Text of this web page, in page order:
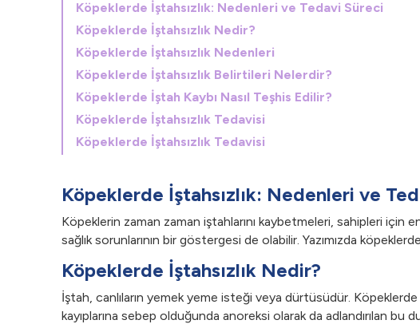
Köpeklerde İştahsızlık: Nedenleri ve Tedavi Süreci
Köpeklerde İştahsızlık Nedir?
Köpeklerde İştahsızlık Nedenleri
Köpeklerde İştahsızlık Belirtileri Nelerdir?
Köpeklerde İştah Kaybı Nasıl Teşhis Edilir?
Köpeklerde İştahsızlık Tedavisi
Köpeklerde İştahsızlık Tedavisi
Köpeklerde İştahsızlık: Nedenleri ve
Köpeklerin zaman zaman iştahlarını kaybetmeleri, sahipleri için
sağlık sorunlarının bir göstergesi de olabilir. Yazımızda
Köpeklerde İştahsızlık Nedir?
İştah, canlıların yemek yeme isteği veya dürtüsüdür. Köpeklerde
kayıplarına sebep olduğunda anoreksi olarak da adlandırılan